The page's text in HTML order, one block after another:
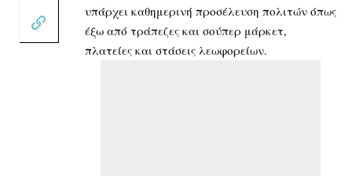
υπάρχει καθημερινή προσέλευση πολιτών όπως
έξω από τράπεζες και σούπερ μάρκετ,
πλατείες και στάσεις λεωφορείων.